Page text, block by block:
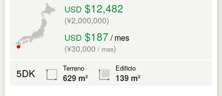
USD $12,482
(¥2,000,000)
USD $187 / mes
(¥30,000 / mes)
5DK Terreno
629 m²
Edificio
139 m²